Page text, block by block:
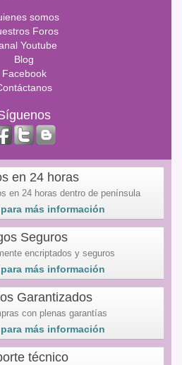
somos
Foros
Youtube
Blog
Facebook
en 24 horas
en 24 horas dentro de península
más información
Seguros
encriptados y seguros
más información
Garantizados
con plenas garantías
más información
técnico